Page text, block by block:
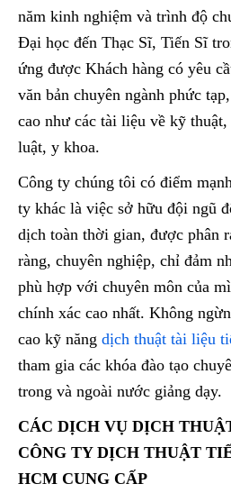
năm kinh nghiệm và trình độ
Đại học đến Thạc Sĩ, Tiến Sĩ
ứng được Khách hàng có yêu
văn bản chuyên ngành phức
cao như các tài liệu về kỹ
luật, y khoa.
Công ty chúng tôi có điểm
ty khác là việc sở hữu đội ngũ
dịch toàn thời gian, được phân
ràng, chuyên nghiệp, chỉ đảm
phù hợp với chuyên môn của
chính xác cao nhất. Không
cao kỹ năng dịch thuật tài liệu
tham gia các khóa đào tạo
trong và ngoài nước giảng dạy.
CÁC DỊCH VỤ DỊCH
CÔNG TY DỊCH THUẬT
HCM CUNG CẤP